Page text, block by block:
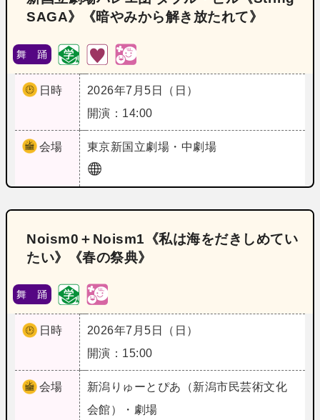
SAGA》《暗やみから解き放たれて》
舞 踊
日時
2026年7月5日（日）
開演：14:00
会場 東京新国立劇場・中劇場
Noism0＋Noism1《私は海をだきしめてい
たい》《春の祭典》
舞 踊
日時
2026年7月5日（日）
開演：15:00
会場 新潟 りゅーとぴあ（新潟市民芸術文化
会館）・劇場